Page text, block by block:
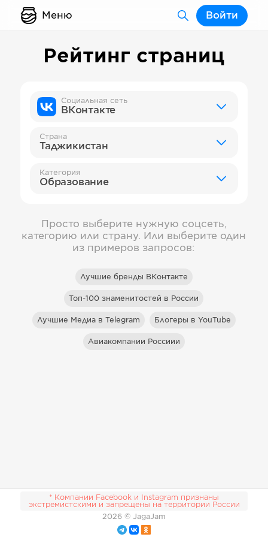
Меню Войти
Рейтинг страниц
Социальная сеть
ВКонтакте
Страна
Таджикистан
Категория
Образование
Просто выберите нужную соцсеть,
категорию или страну. Или выберите один
из примеров запросов:
Лучшие бренды ВКонтакте
Топ-100 знаменитостей в России
Лучшие Медиа в Telegram Блогеры в YouTube
Авиакомпании Россиии
* Компании Facebook и Instagram признаны
экстремистскими и запрещены на территории России
2026 © JagaJam